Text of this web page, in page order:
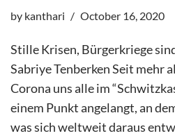
by kanthari October 16, 2020
Stille Krisen, Bürgerkriege
Sabriye Tenberken Seit mehr
Corona uns alle im
einem Punkt angelangt, an
was sich weltweit daraus